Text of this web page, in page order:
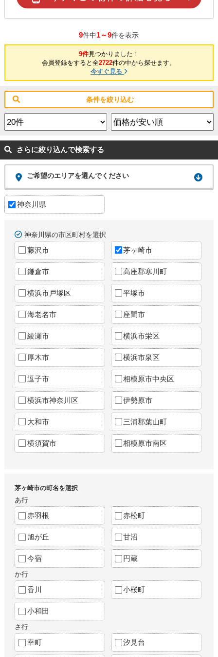
9件中1～9件を表示
9件見つかりました！
会員登録をすると全2722件の中から探せます。
今すぐ見る
条件を絞り込む
さらに絞り込んで検索する
ご希望のエリアを選んでください
神奈川県
神奈川県の市区町村を選択
藤沢市 茅ヶ崎市
鎌倉市 高座郡寒川町
横浜市戸塚区 平塚市
海老名市 座間市
綾瀬市 横浜市栄区
厚木市 横浜市泉区
逗子市 相模原市中央区
横浜市神奈川区 伊勢原市
大和市 三浦郡葉山町
横須賀市 相模原市南区
茅ヶ崎市の町名を選択
あ行
赤羽根 赤松町
旭が丘 甘沼
今宿 円蔵
か行
香川 小桜町
小和田
さ行
幸町 汐見台